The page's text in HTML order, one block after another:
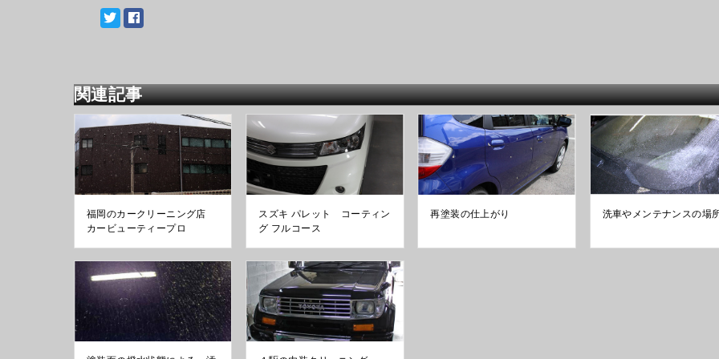
関連記事
福岡のカークリーニング店
カービューティープロ
スズキ パレット コーティン
グ フルコース
再塗装の仕上がり 洗車やメンテナンスの場